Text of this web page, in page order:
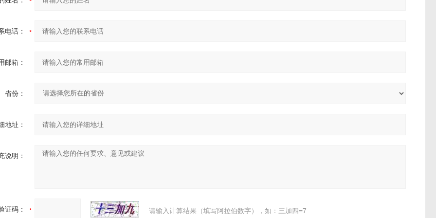
电话：
邮箱：
省份：
地址：
说明：
证码： 请输入计算结果（填写阿拉伯数字），如：三加四=7